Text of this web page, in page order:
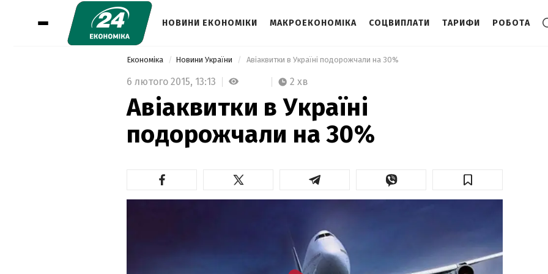
НОВИНИ ЕКОНОМІКИ МАКРОЕКОНОМІКА СОЦВИПЛАТИ ТАРИФИ РОБОТА
Економіка Новини України Авіаквитки в Україні подорожчали на 30%
6 лютого 2015, 13:13 2 хв
Авіаквитки в Україні
подорожчали на 30%